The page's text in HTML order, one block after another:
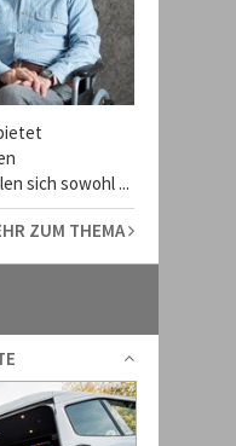
sich sowohl ...
ZUM THEMA